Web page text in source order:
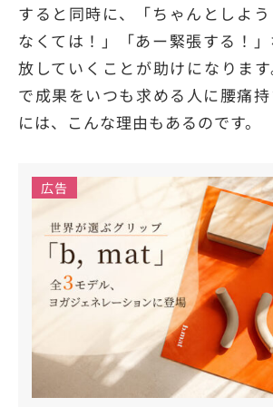
すると同時に、「ちゃんとしよ
なくては！」「あー緊張する！
放していくことが助けになりま
で成果をいつも求める人に腰痛
には、こんな理由もあるのです。
広告